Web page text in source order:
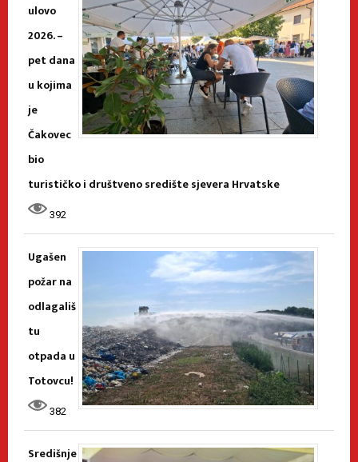
ulovo
2026. –
pet dana
u kojima
je
Čakovec
bio
turističko i društveno središte sjevera Hrvatske
392
Ugašen
požar na
odlagališ
tu
otpada u
Totovcu!
382
Središnje